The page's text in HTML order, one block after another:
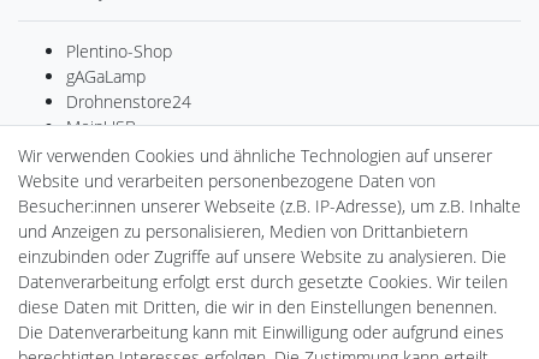
Plentino-Shop
gAGaLamp
Drohnenstore24
MeinUSB
Batteriespeicher
PlentiSolar
LED-RETROSHOP
Ledkauf
DEYESOLAR
Lightech Connect
CardanLight Europe
FORTIMO LEDs
Cardanlight-Shop
Wir verwenden Cookies und ähnliche Technologien auf unserer
Website und verarbeiten personenbezogene Daten von
Besucher:innen unserer Webseite (z.B. IP-Adresse), um z.B. Inhalte
und Anzeigen zu personalisieren, Medien von Drittanbietern
einzubinden oder Zugriffe auf unsere Website zu analysieren. Die
Datenverarbeitung erfolgt erst durch gesetzte Cookies. Wir teilen
diese Daten mit Dritten, die wir in den Einstellungen benennen.
Die Datenverarbeitung kann mit Einwilligung oder aufgrund eines